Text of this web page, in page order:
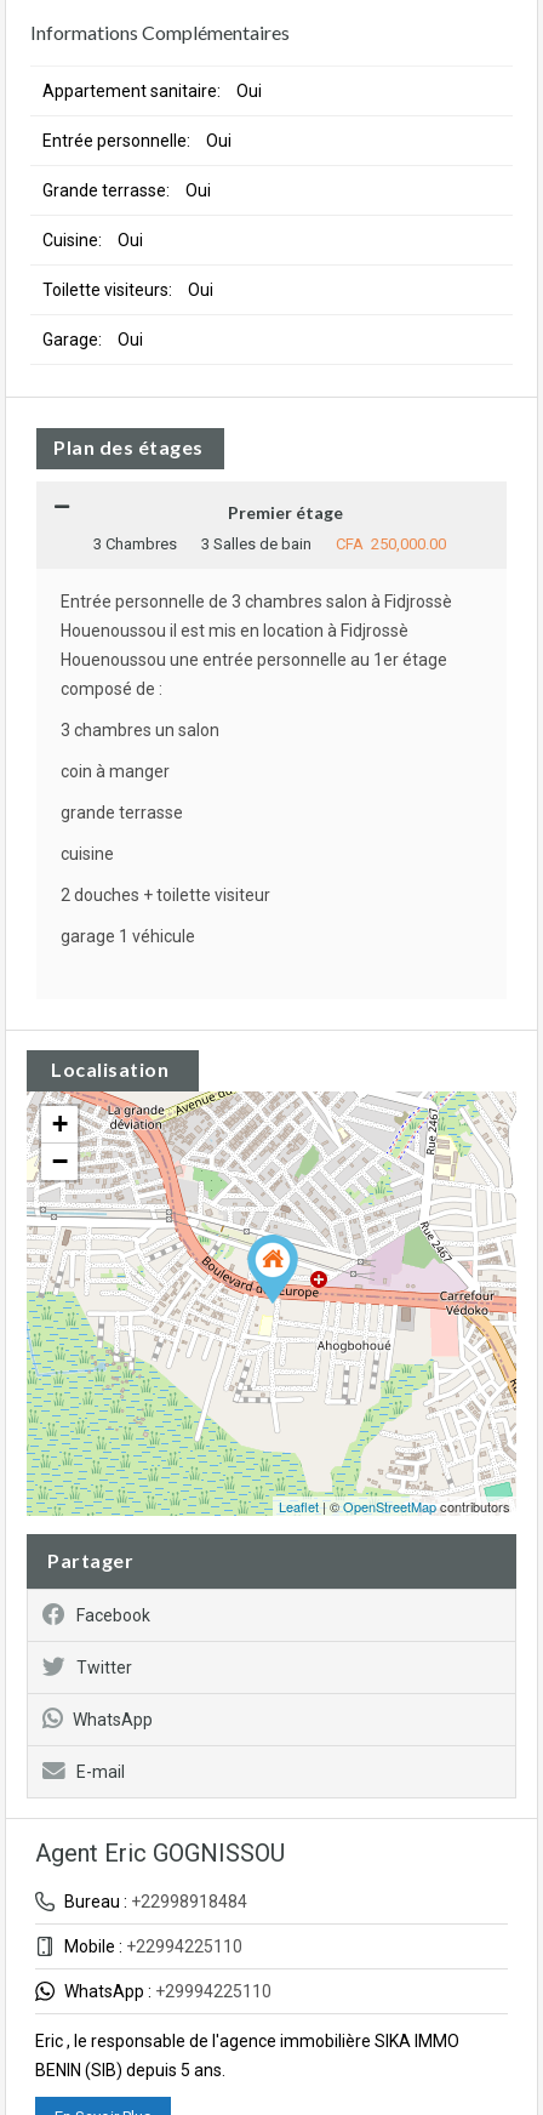
Informations Complémentaires
Appartement sanitaire: Oui
Entrée personnelle: Oui
Grande terrasse: Oui
Cuisine: Oui
Toilette visiteurs: Oui
Garage: Oui
Plan des étages
Premier étage
3 Chambres 3 Salles de bain CFA 250,000.00
Entrée personnelle de 3 chambres salon à Fidjrossè
Houenoussou il est mis en location à Fidjrossè
Houenoussou une entrée personnelle au 1er étage
composé de :
3 chambres un salon
coin à manger
grande terrasse
cuisine
2 douches + toilette visiteur
garage 1 véhicule
Localisation
+
−
Leaflet| ©OpenStreetMapcontributors
Partager
Facebook
Twitter
WhatsApp
E-mail
Agent Eric GOGNISSOU
Bureau : +22998918484
Mobile : +22994225110
WhatsApp : +29994225110
Eric , le responsable de l'agence immobilière SIKA IMMO
BENIN (SIB) depuis 5 ans.